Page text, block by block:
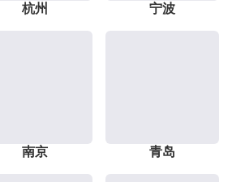
杭州 宁波
南京 青岛